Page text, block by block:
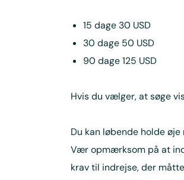
15 dage 30 USD
30 dage 50 USD
90 dage 125 USD
Hvis du vælger, at søge
Du kan løbende holde
Vær opmærksom på at
krav til indrejse, der